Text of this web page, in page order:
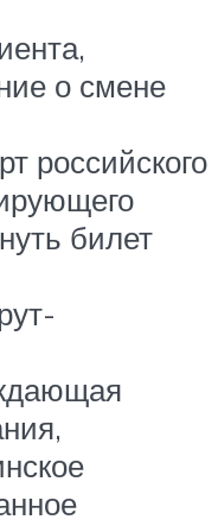
о смене
российского
билет